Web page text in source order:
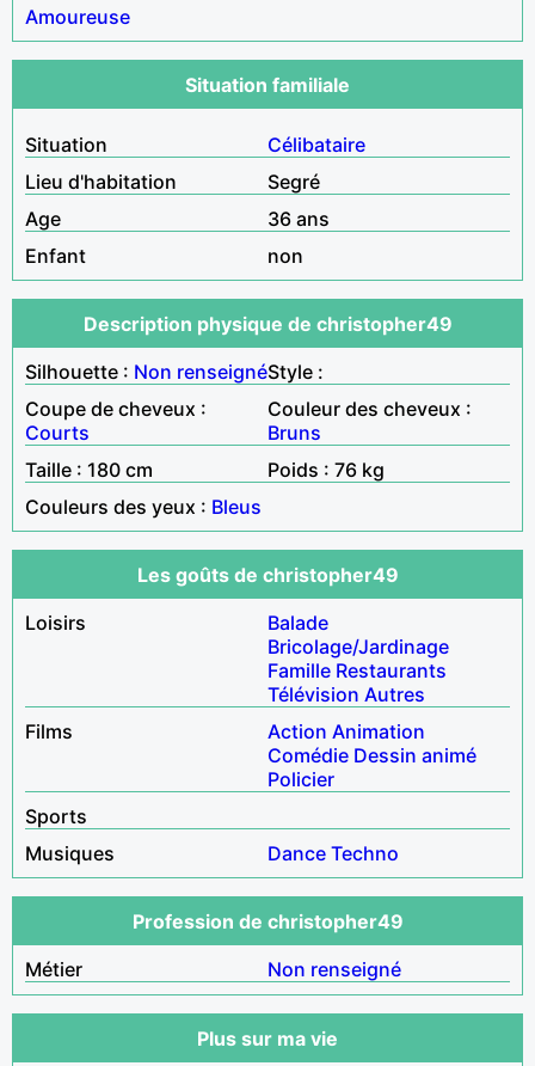
Amoureuse
Situation familiale
Situation
Célibataire
Lieu d'habitation
Segré
Age
36 ans
Enfant
non
Description physique de christopher49
Silhouette : Non renseignéStyle :
Coupe de cheveux :
Courts
Couleur des cheveux :
Bruns
Taille : 180 cm
Poids : 76 kg
Couleurs des yeux : Bleus
Les goûts de christopher49
Loisirs
Balade
Bricolage/Jardinage
Famille Restaurants
Télévision Autres
Films
Action Animation
Comédie Dessin animé
Policier
Sports
Musiques
Dance Techno
Profession de christopher49
Métier
Non renseigné
Plus sur ma vie